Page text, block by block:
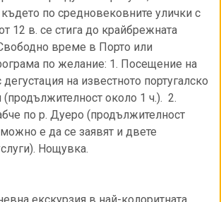
където по средновековните улички с
12 в. се стига до крайбрежната
време в Порто или
по желание: 1. Посещение на
на известното португалско
(продължителност около 1 ч.). 2.
по р. Дуeро (продължителност
е да се заявят и двете
Нощувка.